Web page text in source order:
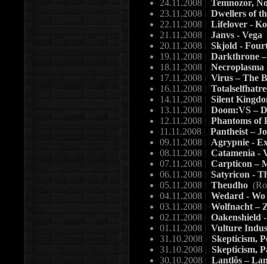
24.11.2008 | Temnozor,
23.11.2008 | Dwellers of
22.11.2008 | Lifelover -
21.11.2008 | Janvs - Vega
20.11.2008 | Skjold -
19.11.2008 | Darkthrone
18.11.2008 |
17.11.2008 | Virus – The
16.11.2008 |
14.11.2008 | Silent
13.11.2008 | Doom:VS –
12.11.2008 | Phantoms of
11.11.2008 | Pantheist –
09.11.2008 | Agrypnie -
08.11.2008 | Catamenia -
07.11.2008 | Carpticon –
06.11.2008 | Satyricon -
05.11.2008 | Theudho
04.11.2008 | Wedard -
03.11.2008 | Wolfnacht –
02.11.2008 | Oakenshield
01.11.2008 | Vulture
31.10.2008 | Skepticism,
31.10.2008 | Skepticism,
30.10.2008 | Lantlôs –